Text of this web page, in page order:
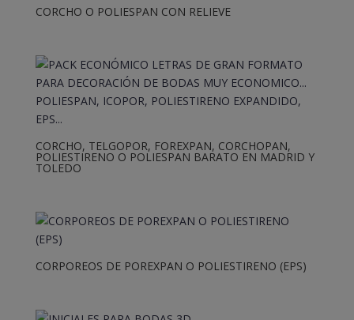
CORCHO O POLIESPAN CON RELIEVE
CORCHO, TELGOPOR, FOREXPAN, CORCHOPAN,
POLIESTIRENO O POLIESPAN BARATO EN MADRID Y
TOLEDO
CORPOREOS DE POREXPAN O POLIESTIRENO (EPS)